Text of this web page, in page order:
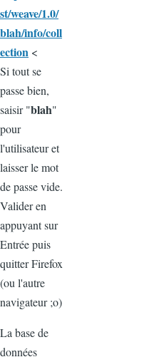
st/weave/1.0/
blah/info/coll
ection <
Si tout se
passe bien,
saisir "blah"
pour
l'utilisateur et
laisser le mot
de passe vide.
Valider en
appuyant sur
Entrée puis
quitter Firefox
(ou l'autre
navigateur ;o)
La base de
données